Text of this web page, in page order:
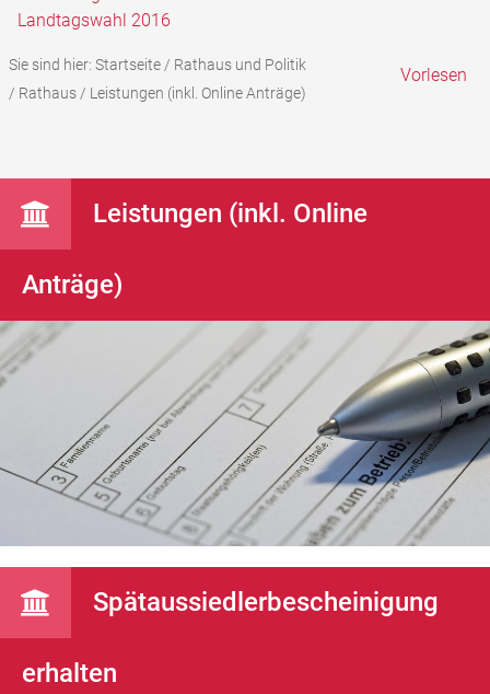
Landtagswahl 2016
Sie sind hier: Startseite/ Rathaus und Politik
/ Rathaus/ Leistungen (inkl. Online Anträge)
Vorlesen
Leistungen (inkl. Online
Anträge)
Spätaussiedlerbescheinigung
erhalten